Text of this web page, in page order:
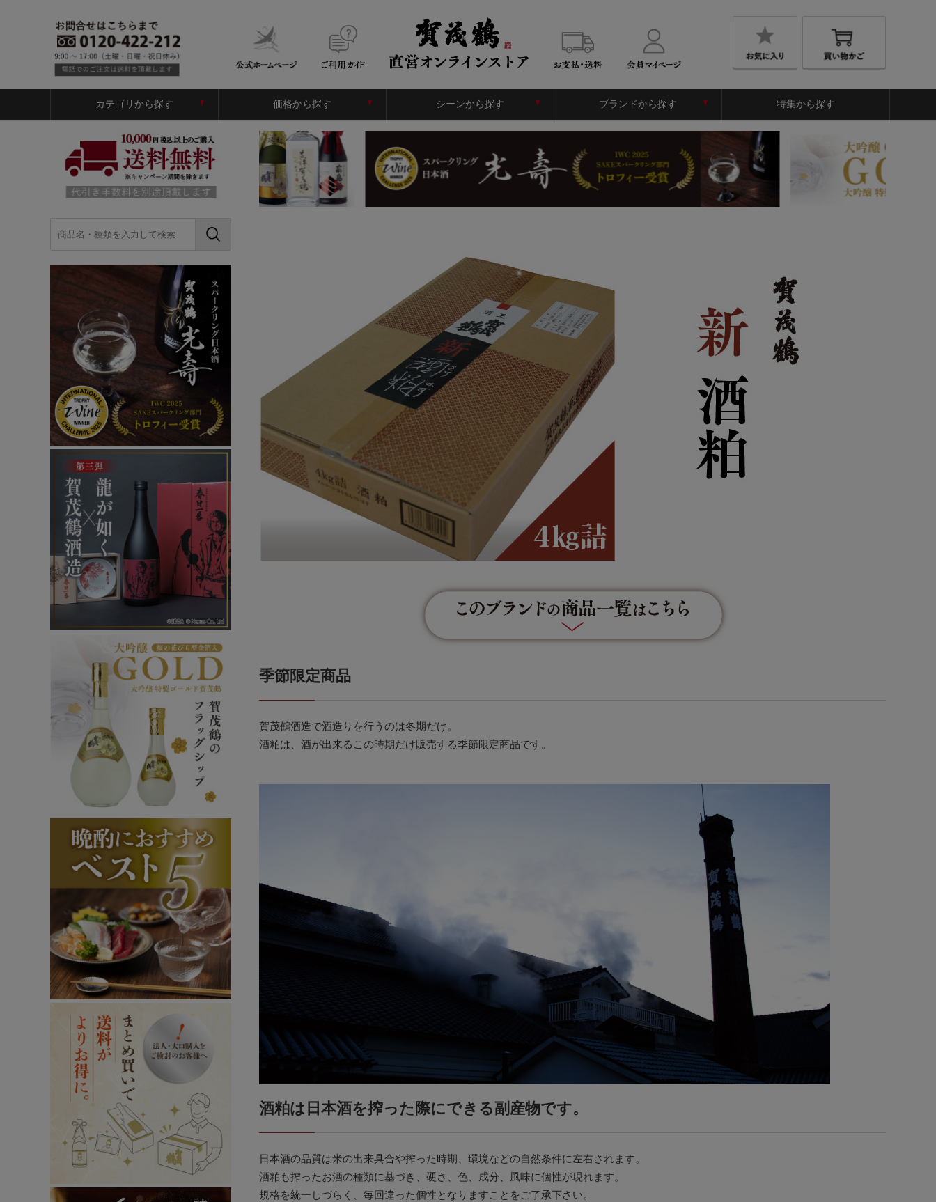
カテゴリから探す 価格から探す シーンから探す ブランドから探す 特集から探す
季節限定商品
賀茂鶴酒造で酒造りを行うのは冬期だけ。
酒粕は、酒が出来るこの時期だけ販売する季節限定商品です。
酒粕は日本酒を搾った際にできる副産物です。
日本酒の品質は米の出来具合や搾った時期、環境などの自然条件に左右されます。
酒粕も搾ったお酒の種類に基づき、硬さ、色、成分、風味に個性が現れます。
規格を統一しづらく、毎回違った個性となりますことをご了承下さい。